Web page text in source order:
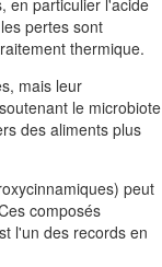
en particulier l'acide
pertes sont
thermique.
mais leur
le microbiote
des aliments plus
peut
composés
l'un des records en